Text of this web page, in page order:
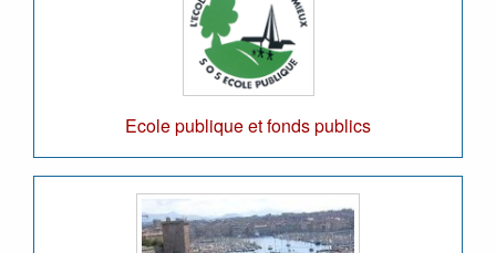
Ecole publique et fonds publics